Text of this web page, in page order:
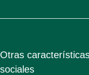
Otras
sociales